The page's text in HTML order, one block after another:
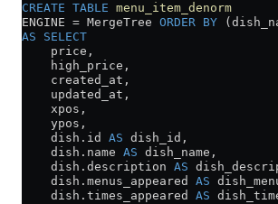
CREATE TABLE menu_item_denorm
ENGINE = MergeTree ORDER BY
AS SELECT
    price,
    high_price,
    created_at,
    updated_at,
    xpos,
    ypos,
    dish
. id AS dish_id,
    dish
. name AS dish_name,
    dish
. description AS
    dish
. menus_appeared AS
    dish
. times_appeared AS